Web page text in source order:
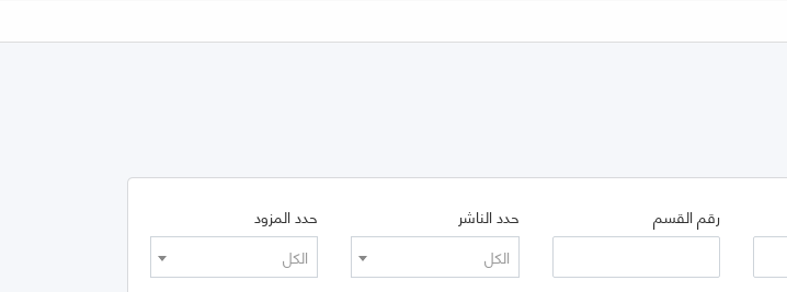
رقم القسم
حدد الناشر
الكل
حدد المزود
الكل